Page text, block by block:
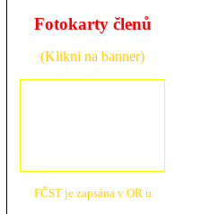
Fotokarty členů
(Klikni na banner)
FČST je zapsána v OR u